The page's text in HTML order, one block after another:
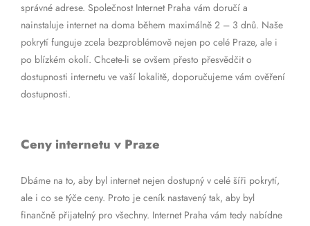
správné adrese. Společnost Internet Praha vám doručí a
nainstaluje internet na doma během maximálně 2 – 3 dnů. Naše
pokrytí funguje zcela bezproblémově nejen po celé Praze, ale i
po blízkém okolí. Chcete-li se ovšem přesto přesvědčit o
dostupnosti internetu ve vaší lokalitě, doporučujeme vám ověření
dostupnosti.
Ceny internetu v Praze
Dbáme na to, aby byl internet nejen dostupný v celé šíři pokrytí,
ale i co se týče ceny. Proto je ceník nastavený tak, aby byl
finančně přijatelný pro všechny. Internet Praha vám tedy nabídne